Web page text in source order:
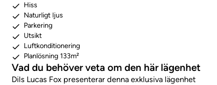
Hiss
Naturligt ljus
Parkering
Utsikt
Luftkonditionering
Planlösning 133m²
Vad du behöver veta om den här lägenhet
Dils Lucas Fox presenterar denna exklusiva lägenhet